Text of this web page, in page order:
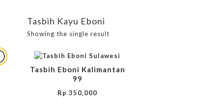
Tasbih Kayu Eboni
Showing the single result
Tasbih Eboni Kalimantan
99
Rp 350,000